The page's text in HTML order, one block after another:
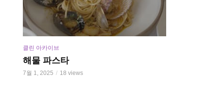
클린 아카이브
해물 파스타
7월 1, 2025 18 views